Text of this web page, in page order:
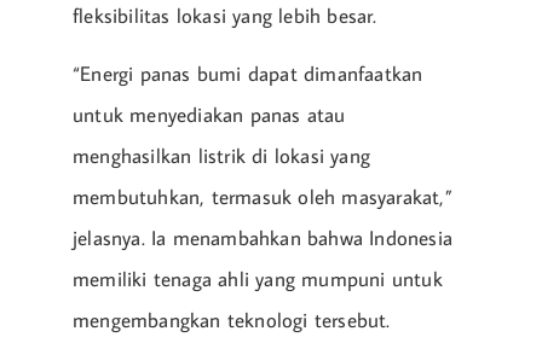
fleksibilitas lokasi yang lebih besar.
“Energi panas bumi dapat dimanfaatkan
untuk menyediakan panas atau
menghasilkan listrik di lokasi yang
membutuhkan, termasuk oleh masyarakat,”
jelasnya. Ia menambahkan bahwa Indonesia
memiliki tenaga ahli yang mumpuni untuk
mengembangkan teknologi tersebut.